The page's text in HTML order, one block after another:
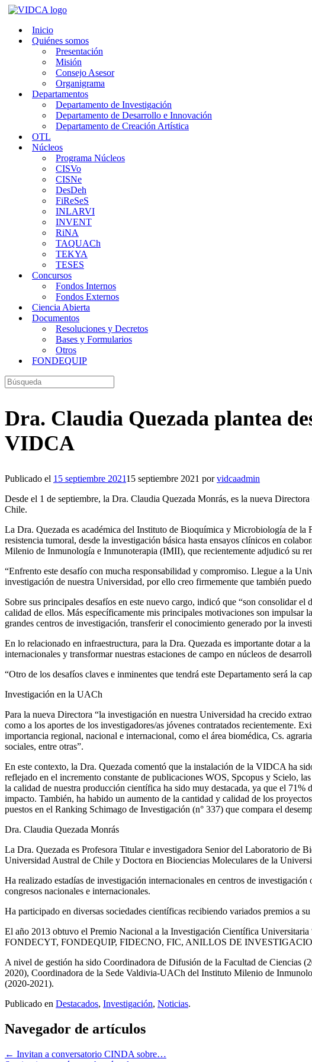
Saltar
contenidoInicio
Quiénes somos
Presentación
Misión
Consejo Asesor
Organigrama
Departamentos
Departamento de Investigación
Departamento de Desarrollo e Innovación
Departamento de Creación Artística
OTL
Núcleos
Programa Núcleos
CISVo
CISNe
DesDeh
FiReSeS
INLARVI
INVENT
RiNA
TAQUACh
TEKYA
TESES
Concursos
Fondos Internos
Fondos Externos
Ciencia Abierta
Documentos
Resoluciones y Decretos
Bases y Formularios
Otros
FONDEQUIP
Buscar:
Dra. Claudia Quezada plantea
VIDCA
Publicado el 15 septiembre 202115 septiembre 2021 porvidcaadmin
Desde el 1 de septiembre, la Dra. Claudia Quezada Monrás, es la nueva
Chile.
La Dra. Quezada es académica del Instituto de Bioquímica y Microbiología de la
resistencia tumoral, desde la investigación básica hasta ensayos clínicos en
Milenio de Inmunología e Inmunoterapia (IMII), que recientemente adjudicó su
“Enfrento este desafío con mucha responsabilidad y compromiso. Llegue a la
investigación de nuestra Universidad, por ello creo firmemente que también
Sobre sus principales desafíos en este nuevo cargo, indicó que “son consolidar
calidad de ellos. Más específicamente mis principales motivaciones son
grandes centros de investigación, transferir el conocimiento generado por la
En lo relacionado en infraestructura, para la Dra. Quezada es importante dotar a
internacionales y transformar nuestras estaciones de campo en núcleos de
“Otro de los desafíos claves e inminentes que tendrá este Departamento será la
Investigación en la UACh
Para la nueva Directora “la investigación en nuestra Universidad ha crecido
como a los aportes de los investigadores/as jóvenes contratados recientemente.
importancia regional, nacional e internacional, como el área biomédica, Cs.
sociales, entre otras”.
En este contexto, la Dra. Quezada comentó que la instalación de la VIDCA ha
reflejado en el incremento constante de publicaciones WOS, Spcopus y Scielo,
la calidad de nuestra producción científica ha sido muy destacada, ya que el
impacto. También, ha habido un aumento de la cantidad y calidad de los
puestos en el Ranking Schimago de Investigación (n° 337) que compara el
Dra. Claudia Quezada Monrás
La Dra. Quezada es Profesora Titular e investigadora Senior del Laboratorio de
Universidad Austral de Chile y Doctora en Biociencias Moleculares de la
Ha realizado estadías de investigación internacionales en centros de
congresos nacionales e internacionales.
Ha participado en diversas sociedades científicas recibiendo variados premios
El año 2013 obtuvo el Premio Nacional a la Investigación Científica
FONDECYT, FONDEQUIP, FIDECNO, FIC, ANILLOS DE
A nivel de gestión ha sido Coordinadora de Difusión de la Facultad de Ciencias
2020), Coordinadora de la Sede Valdivia-UACh del Instituto Milenio de
(2020-2021).
Publicado en Destacados, Investigación, Noticias.
Navegador de artículos
← Invitan a conversatorio CINDA sobre…